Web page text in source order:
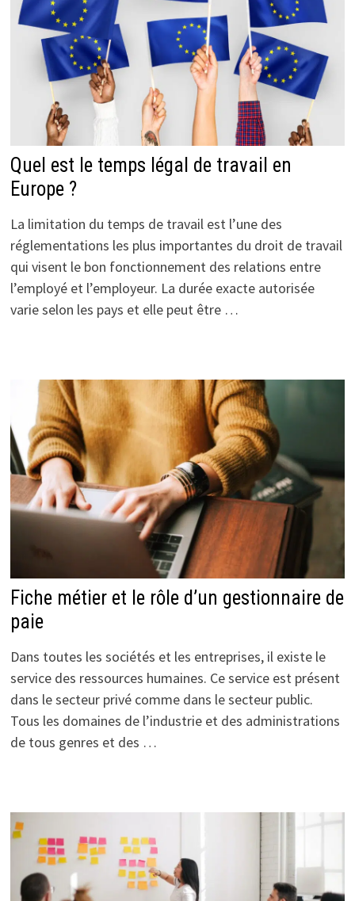
Quel est le temps légal de travail en
Europe ?
La limitation du temps de travail est l’une des
réglementations les plus importantes du droit de travail
qui visent le bon fonctionnement des relations entre
l’employé et l’employeur. La durée exacte autorisée
varie selon les pays et elle peut être …
Fiche métier et le rôle d’un gestionnaire de
paie
Dans toutes les sociétés et les entreprises, il existe le
service des ressources humaines. Ce service est présent
dans le secteur privé comme dans le secteur public.
Tous les domaines de l’industrie et des administrations
de tous genres et des …